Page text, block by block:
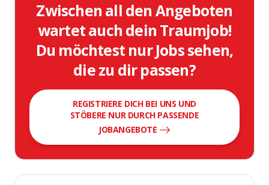
Zwischen all den Angeboten
wartet auch dein Traumjob!
Du möchtest nur Jobs sehen,
die zu dir passen?
REGISTRIERE DICH BEI UNS UND
STÖBERE NUR DURCH PASSENDE
JOBANGEBOTE